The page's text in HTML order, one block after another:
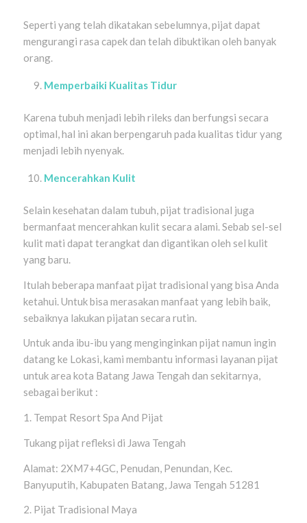
Seperti yang telah dikatakan sebelumnya, pijat dapat
mengurangi rasa capek dan telah dibuktikan oleh banyak
orang.
Memperbaiki Kualitas Tidur
Karena tubuh menjadi lebih rileks dan berfungsi secara
optimal, hal ini akan berpengaruh pada kualitas tidur yang
menjadi lebih nyenyak.
Mencerahkan Kulit
Selain kesehatan dalam tubuh, pijat tradisional juga
bermanfaat mencerahkan kulit secara alami. Sebab sel-sel
kulit mati dapat terangkat dan digantikan oleh sel kulit
yang baru.
Itulah beberapa manfaat pijat tradisional yang bisa Anda
ketahui. Untuk bisa merasakan manfaat yang lebih baik,
sebaiknya lakukan pijatan secara rutin.
Untuk anda ibu-ibu yang menginginkan pijat namun ingin
datang ke Lokasi, kami membantu informasi layanan pijat
untuk area kota Batang Jawa Tengah dan sekitarnya,
sebagai berikut :
1. Tempat Resort Spa And Pijat
Tukang pijat refleksi di Jawa Tengah
Alamat: 2XM7+4GC, Penudan, Penundan, Kec.
Banyuputih, Kabupaten Batang, Jawa Tengah 51281
2. Pijat Tradisional Maya